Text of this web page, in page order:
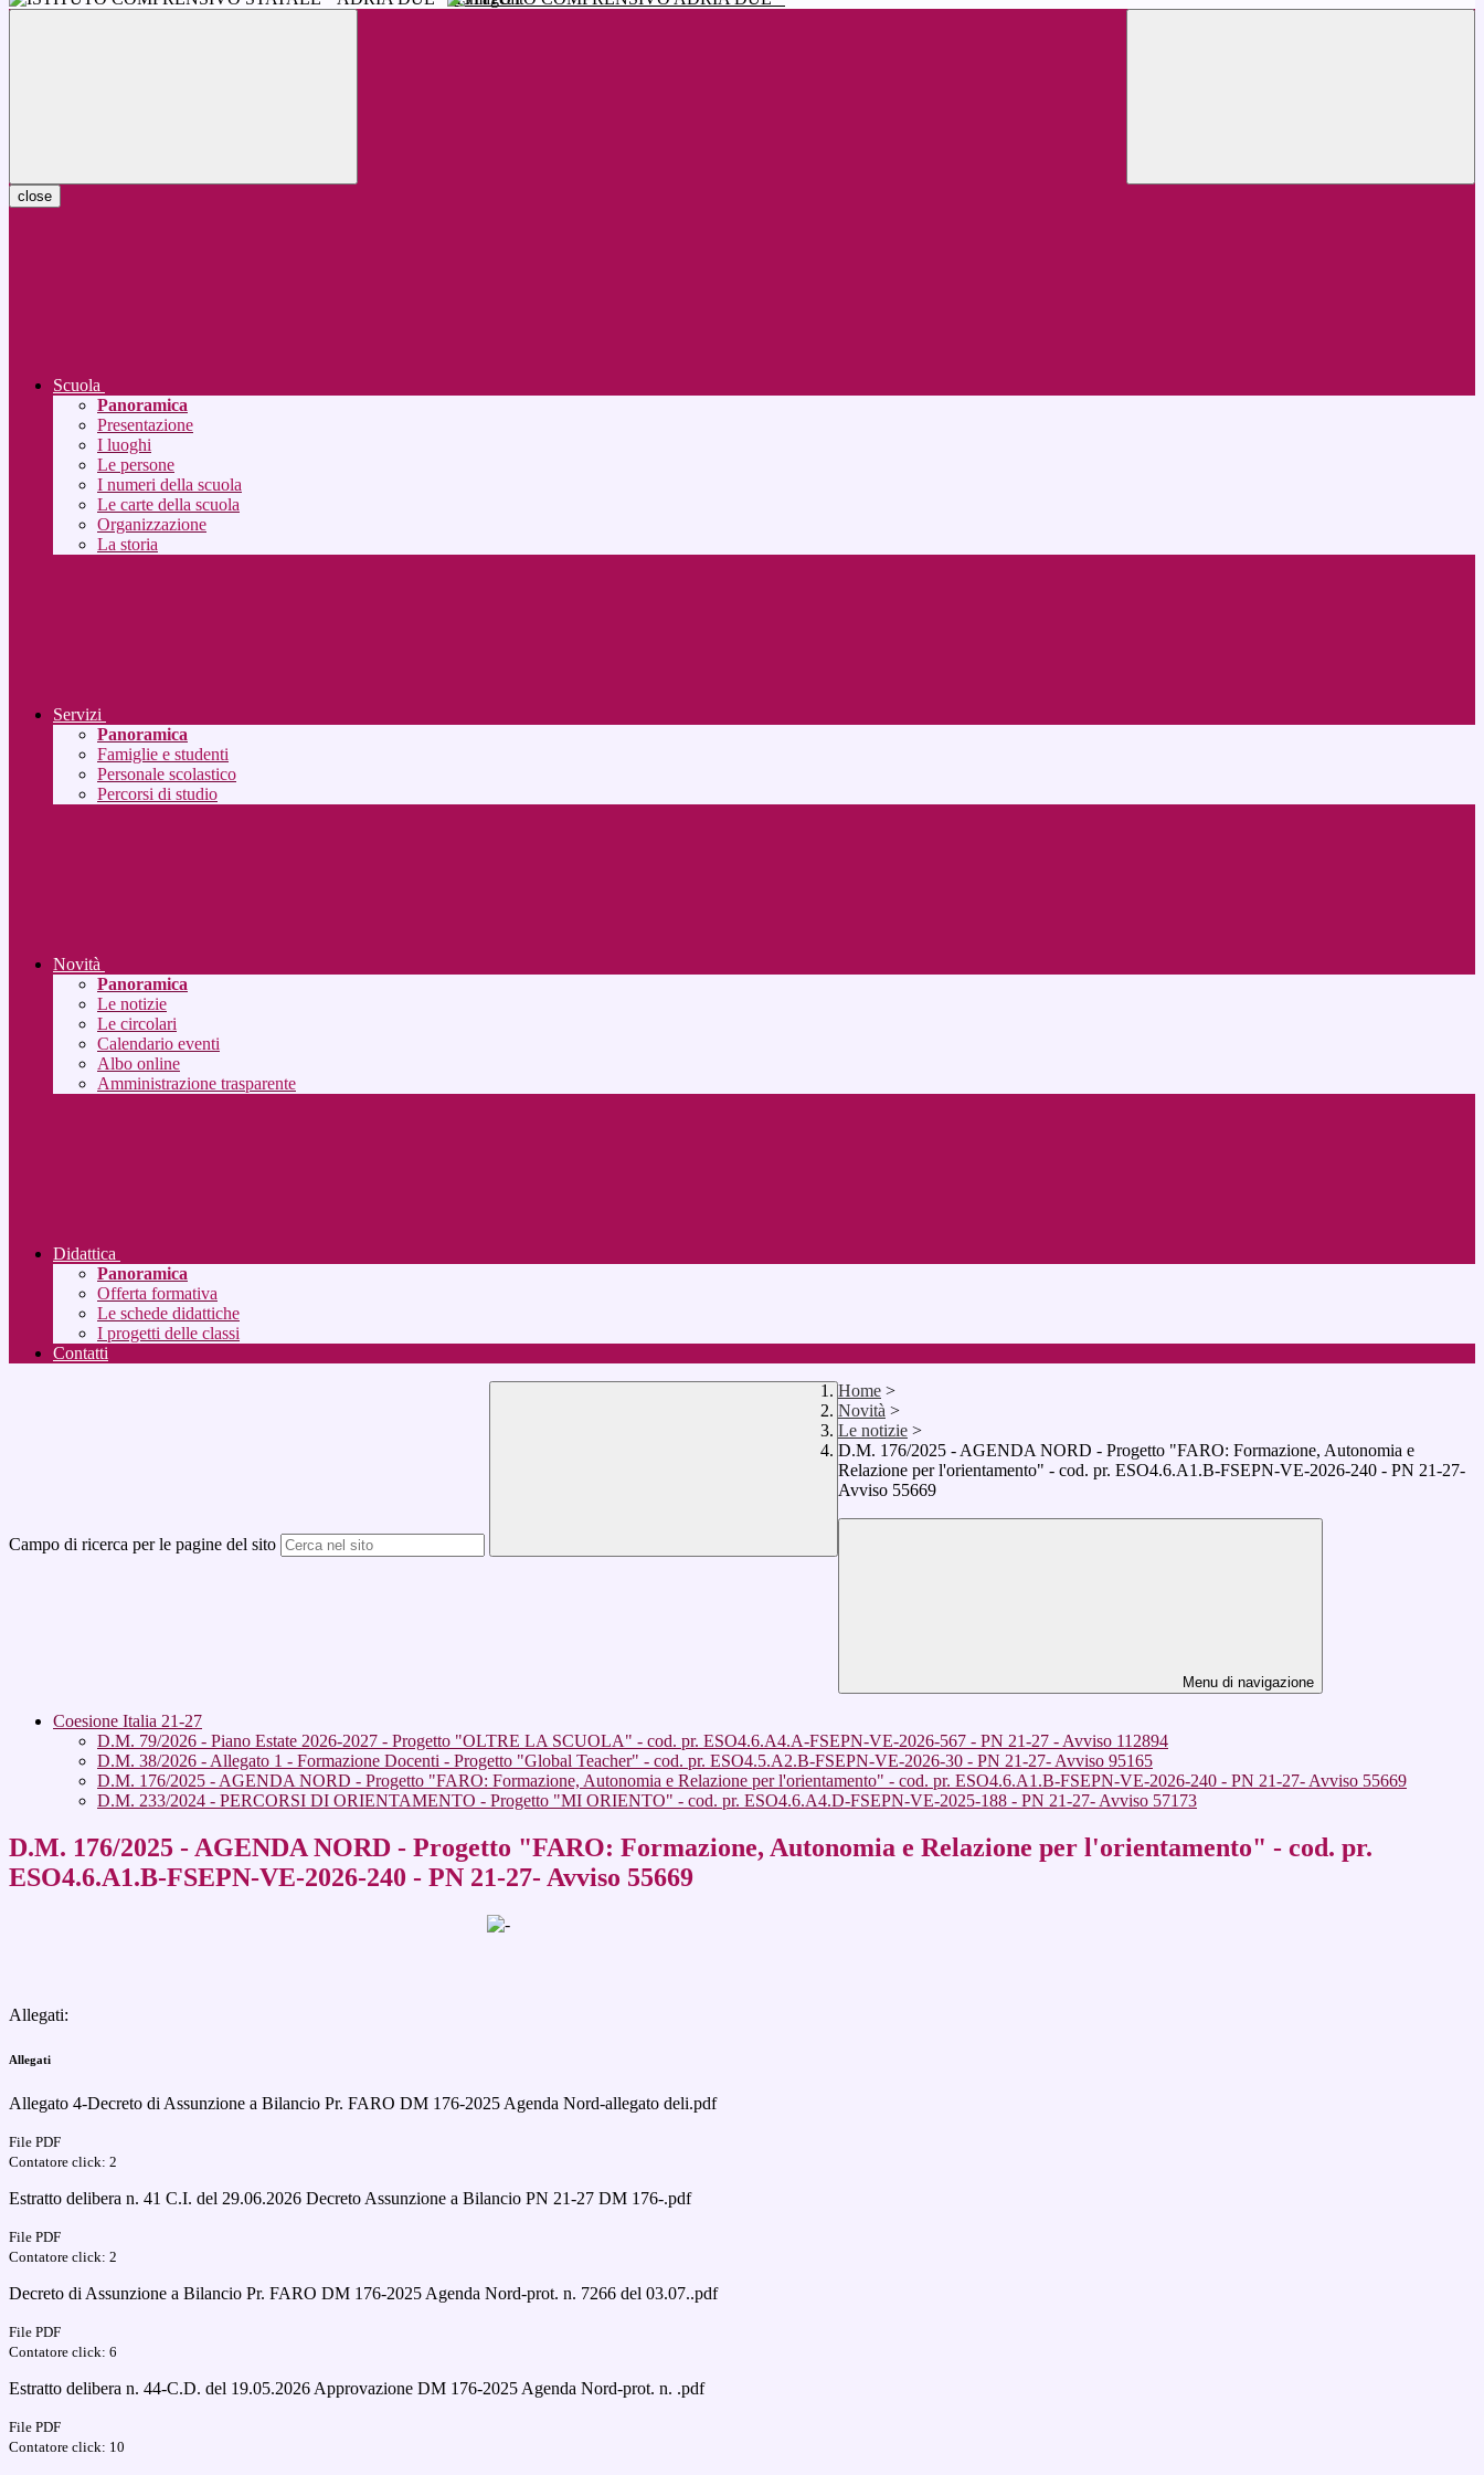
close
Scuola
Panoramica
Presentazione
I luoghi
Le persone
I numeri della scuola
Le carte della scuola
Organizzazione
La storia
Servizi
Panoramica
Famiglie e studenti
Personale scolastico
Percorsi di studio
Novità
Panoramica
Le notizie
Le circolari
Calendario eventi
Albo online
Amministrazione trasparente
Didattica
Panoramica
Offerta formativa
Le schede didattiche
I progetti delle classi
Contatti
Campo di ricerca per le pagine del sito
Home >
Novità >
Le notizie >
D.M. 176/2025 - AGENDA NORD - Progetto "FARO: Formazione, Autonomia e
Relazione per l'orientamento" - cod. pr. ESO4.6.A1.B-FSEPN-VE-2026-240 - PN 21-27-
Avviso 55669
Menu di navigazione
Coesione Italia 21-27
D.M. 79/2026 - Piano Estate 2026-2027 - Progetto "OLTRE LA SCUOLA" - cod. pr. ESO4.6.A4.A-FSEPN-VE-2026-567 - PN 21-27 - Avviso 112894
D.M. 38/2026 - Allegato 1 - Formazione Docenti - Progetto "Global Teacher" - cod. pr. ESO4.5.A2.B-FSEPN-VE-2026-30 - PN 21-27- Avviso 95165
D.M. 176/2025 - AGENDA NORD - Progetto "FARO: Formazione, Autonomia e Relazione per l'orientamento" - cod. pr. ESO4.6.A1.B-FSEPN-VE-2026-240 - PN 21-27- Avviso 55669
D.M. 233/2024 - PERCORSI DI ORIENTAMENTO - Progetto "MI ORIENTO" - cod. pr. ESO4.6.A4.D-FSEPN-VE-2025-188 - PN 21-27- Avviso 57173
D.M. 176/2025 - AGENDA NORD - Progetto "FARO: Formazione, Autonomia e Relazione per l'orientamento" - cod. pr.
ESO4.6.A1.B-FSEPN-VE-2026-240 - PN 21-27- Avviso 55669
Allegati:
Allegati
Allegato 4-Decreto di Assunzione a Bilancio Pr. FARO DM 176-2025 Agenda Nord-allegato deli.pdf
File PDF
Contatore click: 2
Estratto delibera n. 41 C.I. del 29.06.2026 Decreto Assunzione a Bilancio PN 21-27 DM 176-.pdf
File PDF
Contatore click: 2
Decreto di Assunzione a Bilancio Pr. FARO DM 176-2025 Agenda Nord-prot. n. 7266 del 03.07..pdf
File PDF
Contatore click: 6
Estratto delibera n. 44-C.D. del 19.05.2026 Approvazione DM 176-2025 Agenda Nord-prot. n. .pdf
File PDF
Contatore click: 10